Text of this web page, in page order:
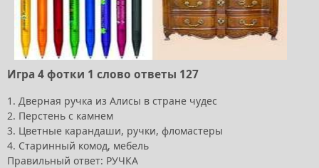
Игра 4 фотки 1 слово ответы 127
1. Дверная ручка из Алисы в стране чудес
2. Перстень с камнем
3. Цветные карандаши, ручки, фломастеры
4. Старинный комод, мебель
Правильный ответ: РУЧКА